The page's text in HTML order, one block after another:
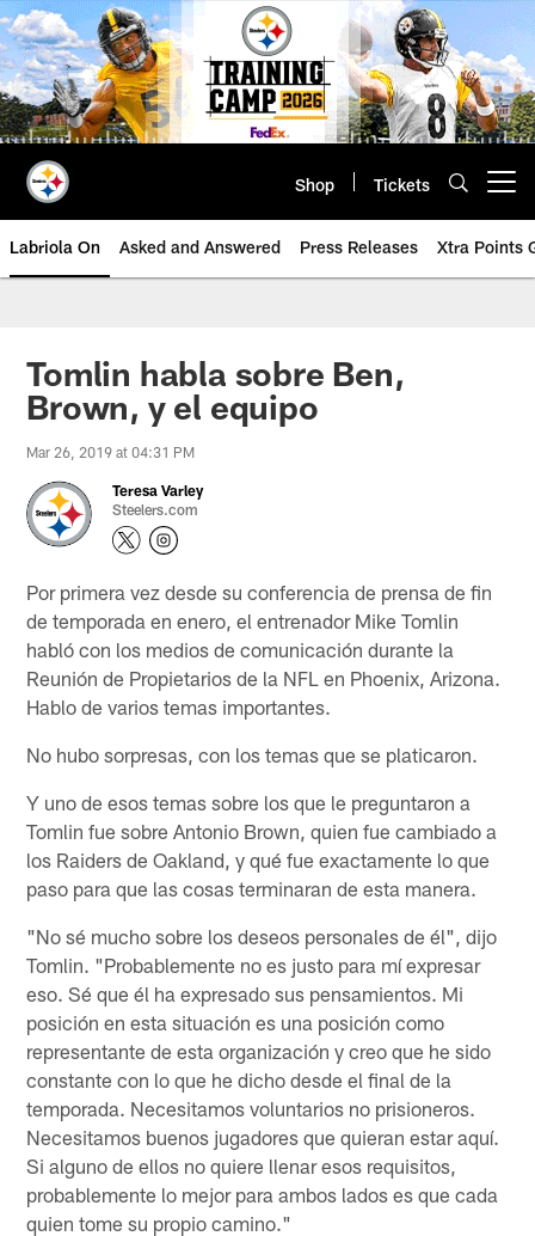
Skip
to
main
content
Shop Tickets
Labriola On Asked and Answered Press Releases Xtra Points
Tomlin habla sobre Ben,
Brown, y el equipo
Mar 26, 2019 at 04:31 PM
Teresa Varley
Steelers.com
Por primera vez desde su conferencia de prensa de fin
de temporada en enero, el entrenador Mike Tomlin
habló con los medios de comunicación durante la
Reunión de Propietarios de la NFL en Phoenix, Arizona.
Hablo de varios temas importantes.
No hubo sorpresas, con los temas que se platicaron.
Y uno de esos temas sobre los que le preguntaron a
Tomlin fue sobre Antonio Brown, quien fue cambiado a
los Raiders de Oakland, y qué fue exactamente lo que
paso para que las cosas terminaran de esta manera.
"No sé mucho sobre los deseos personales de él", dijo
Tomlin. "Probablemente no es justo para mí expresar
eso. Sé que él ha expresado sus pensamientos. Mi
posición en esta situación es una posición como
representante de esta organización y creo que he sido
constante con lo que he dicho desde el final de la
temporada. Necesitamos voluntarios no prisioneros.
Necesitamos buenos jugadores que quieran estar aquí.
Si alguno de ellos no quiere llenar esos requisitos,
probablemente lo mejor para ambos lados es que cada
quien tome su propio camino."